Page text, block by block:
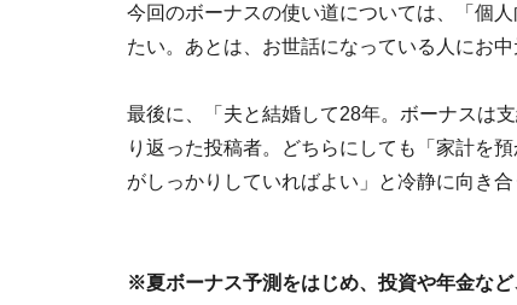
今回のボーナスの使い道については、「個
たい。あとは、お世話になっている人にお中
最後に、「夫と結婚して28年。ボーナスは
り返った投稿者。どちらにしても「家計を
がしっかりしていればよい」と冷静に向き合
※夏ボーナス予測をはじめ、投資や年金な